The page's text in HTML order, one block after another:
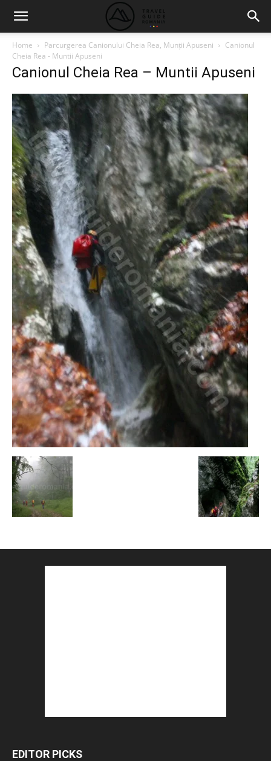
Home Parcurgerea Canionului Cheia Rea, Munții Apuseni
Canionul
Cheia Rea - Muntii Apuseni
Canionul Cheia Rea – Muntii Apuseni
EDITOR PICKS